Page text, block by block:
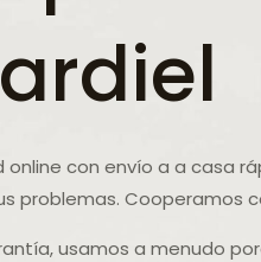
con envío a a casa
problemas. Cooperamos
usamos a menudo